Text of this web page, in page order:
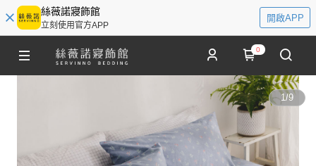
絲薇諾寢飾館
立刻使用官方APP
開啟APP
0
1/9